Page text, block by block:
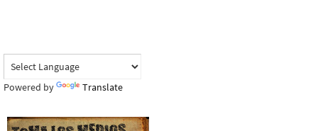
Powered by Translate